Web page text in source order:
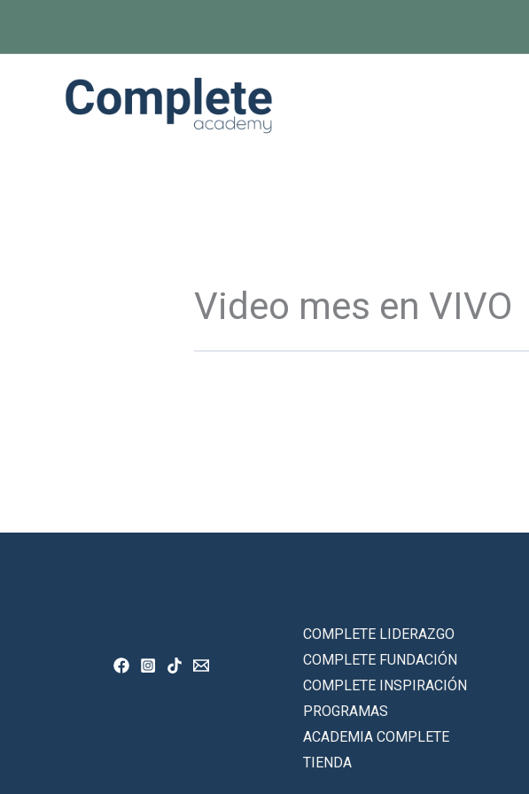
Video mes en VIVO
COMPLETE LIDERAZGO
COMPLETE FUNDACIÓN
COMPLETE INSPIRACIÓN
PROGRAMAS
ACADEMIA COMPLETE
TIENDA